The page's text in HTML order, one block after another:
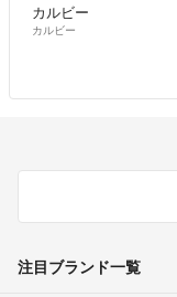
カルビー
カルビー
注目ブランド一覧